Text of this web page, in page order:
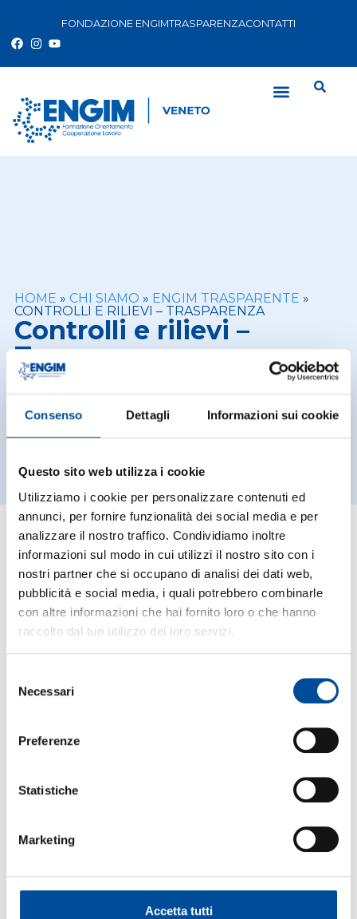
Consenso Dettagli Informazioni sui cookie
Questo sito web utilizza i cookie
Utilizziamo i cookie per personalizzare contenuti ed
annunci, per fornire funzionalità dei social media e per
analizzare il nostro traffico. Condividiamo inoltre
informazioni sul modo in cui utilizzi il nostro sito con i
nostri partner che si occupano di analisi dei dati web,
pubblicità e social media, i quali potrebbero combinarle
con altre informazioni che hai fornito loro o che hanno
raccolto dal tuo utilizzo dei loro servizi.
delNecessari
Preferenze
Statistiche
Marketing
Accetta tutti
FONDAZIONE ENGIMTRASPARENZACONTATTI
HOME » CHI SIAMO » ENGIM TRASPARENTE »
CONTROLLI E RILIEVI – TRASPARENZA
Controlli e rilievi –
Trasparenza
Attestazioni OIV
Griglia di Rilevazione e Documento di
Attestazione 23/07/2026
Griglia di Rilevazione e Documento di
Attestazione 28/11/2025
Griglia di Rilevazione e Documento di
Griglia di Rilevazione e Documento di
Attestazione 30/11/2023 (Delibera
Attestazione 13/09/2023
Griglia di Rilevazione al 31.10.2022 – Allegato
Griglia di Rilevazione al 31.05.2022 – Allegato
2.4 alla Delibera n. 201/2022
Scheda di sintesi sulla rilevazione dell’OIV
Atto di nomina dell’OIV
(ultimo aggiornamento: 28/07/2026)